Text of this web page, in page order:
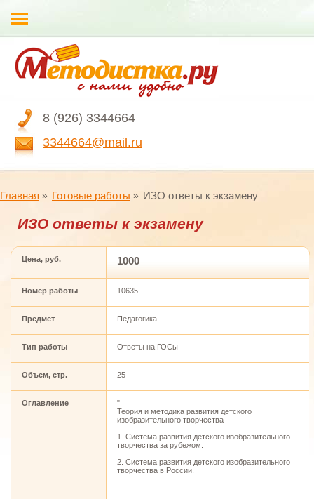
8 (926) 3344664
3344664@mail.ru
Главная Готовые работы ИЗО ответы к экзамену
ИЗО ответы к экзамену
Цена, руб. 1000
Номер работы 10635
Предмет Педагогика
Тип работы Ответы на ГОСы
Объем, стр. 25
Оглавление
"
Теория и методика развития детского
изобразительного творчества
1. Система развития детского изобразительного
творчества за рубежом.
2. Система развития детского изобразительного
творчества в России.